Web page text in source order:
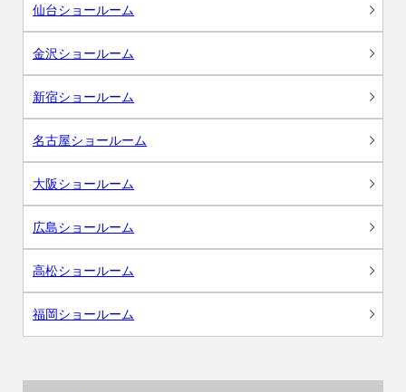
仙台ショールーム
金沢ショールーム
新宿ショールーム
名古屋ショールーム
大阪ショールーム
広島ショールーム
高松ショールーム
福岡ショールーム